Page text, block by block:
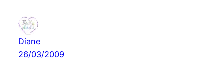
Diane
26/03/2009